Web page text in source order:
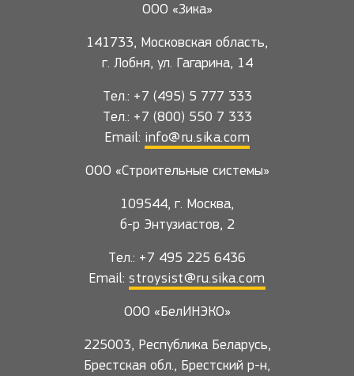
ООО «Зика»
141733, Московская область,
г. Лобня, ул. Гагарина, 14
Тел.: +7 (495) 5 777 333
Тел.: +7 (800) 550 7 333
Email: info@ru.sika.com
ООО «Строительные системы»
109544, г. Москва,
б-р Энтузиастов, 2
Тел.: +7 495 225 6436
Email:stroysist@ru.sika.com
ООО «БелИНЭКО»
225003, Республика Беларусь,
Брестская обл., Брестский р-н,